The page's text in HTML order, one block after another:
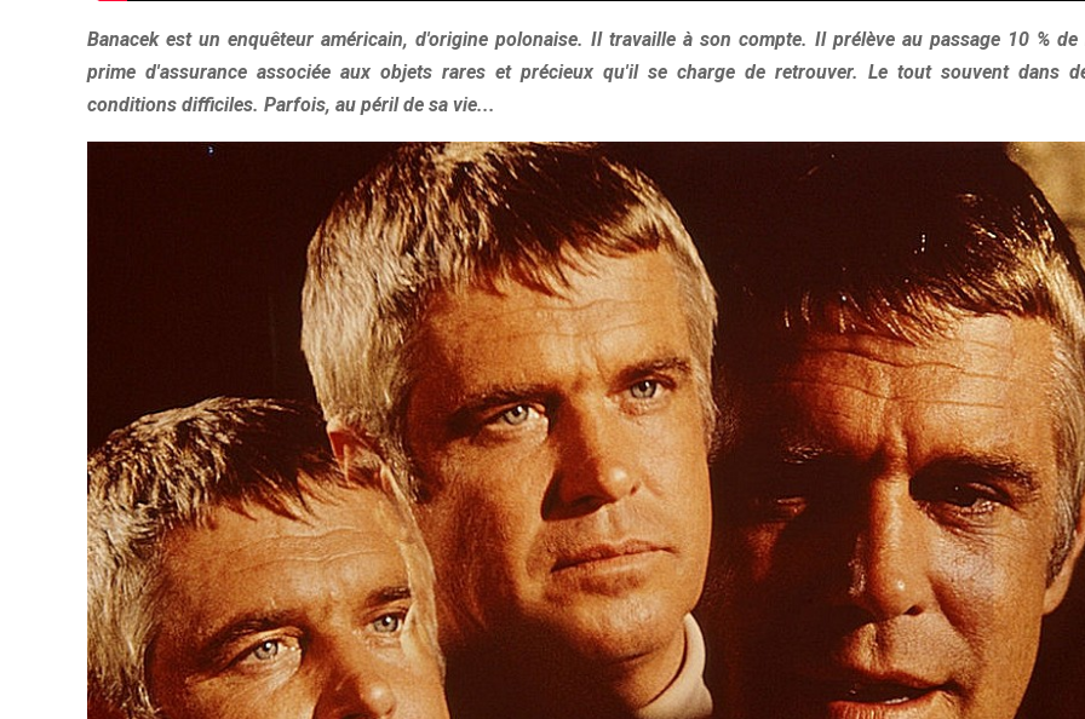
Banacek est un enquêteur américain, d'origine polonaise. Il travaille à son compte. Il prélève au passage 10 % de
prime d'assurance associée aux objets rares et précieux qu'il se charge de retrouver. Le tout souvent dans
conditions difficiles. Parfois, au péril de sa vie...